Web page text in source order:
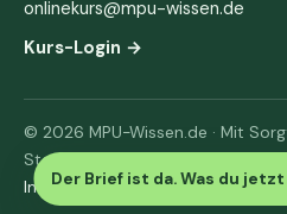
Der Brief ist da. Was du
onlinekurs@mpu-wissen.de
Kurs-Login →
© 2026 MPU-Wissen.de · Mit
Staffelsee
Impressum· Datenschutz & AGB